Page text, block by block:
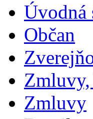
Úvodná
Občan
Zmluvy